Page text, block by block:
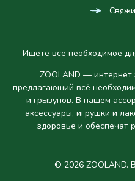
Ищете все необходимое
ZOOLAND —
предлагающий всё
и грызунов. В нашем
аксессуары, игрушки и
здоровье и обеспечат
© 2026 ZOOLAND.